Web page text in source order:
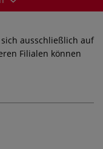
ausschließlich auf
Filialen können